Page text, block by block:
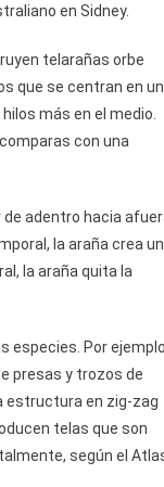
en Sidney.
telarañas orbe
que se centran en un
más en el medio.
con una
de adentro hacia
la araña crea
la araña quita la
especies. Por
presas y trozos de
estructura en zig-zag
telas que son
según el